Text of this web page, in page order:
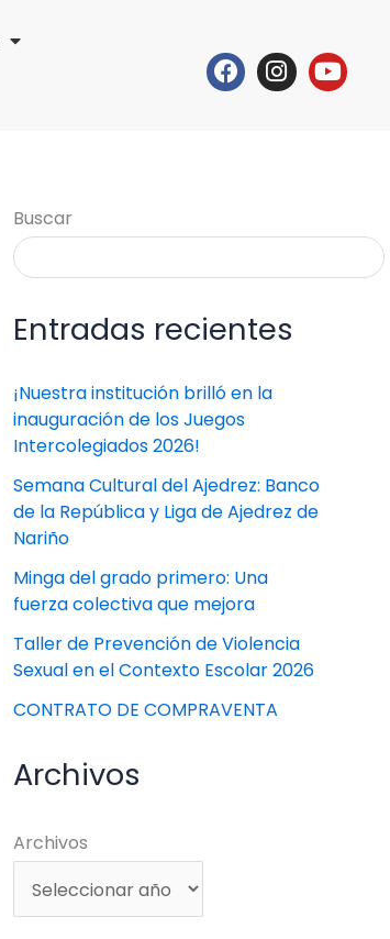
Facebook
Buscar
Entradas recientes
¡Nuestra institución brilló en la
inauguración de los Juegos
Intercolegiados 2026!
Semana Cultural del Ajedrez: Banco
de la República y Liga de Ajedrez de
Nariño
Minga del grado primero: Una
fuerza colectiva que mejora
Taller de Prevención de Violencia
Sexual en el Contexto Escolar 2026
CONTRATO DE COMPRAVENTA
Archivos
Archivos